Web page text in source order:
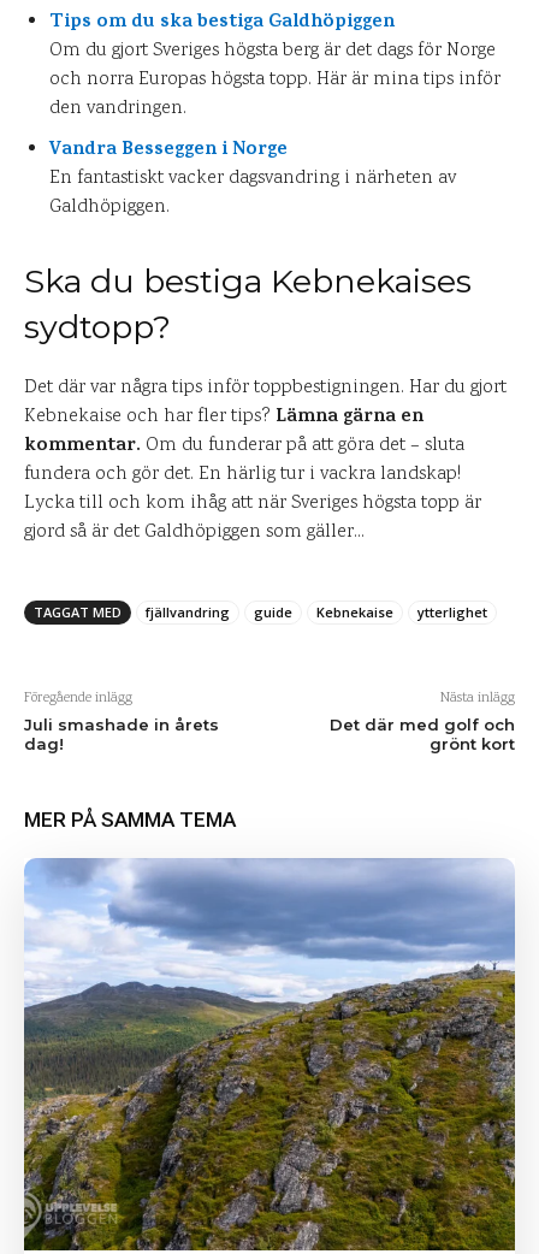
Tips om du ska bestiga Galdhöpiggen
Om du gjort Sveriges högsta berg är det dags för Norge
och norra Europas högsta topp. Här är mina tips inför
den vandringen.
Vandra Besseggen i Norge
En fantastiskt vacker dagsvandring i närheten av
Galdhöpiggen.
Ska du bestiga Kebnekaises
sydtopp?
Det där var några tips inför toppbestigningen. Har du gjort
Kebnekaise och har fler tips? Lämna gärna en
kommentar. Om du funderar på att göra det – sluta
fundera och gör det. En härlig tur i vackra landskap!
Lycka till och kom ihåg att när Sveriges högsta topp är
gjord så är det Galdhöpiggen som gäller…
TAGGAT MED fjällvandring guide Kebnekaise ytterlighet
Föregående inlägg
Juli smashade in årets
dag!
Nästa inlägg
Det där med golf och
grönt kort
MER PÅ SAMMA TEMA